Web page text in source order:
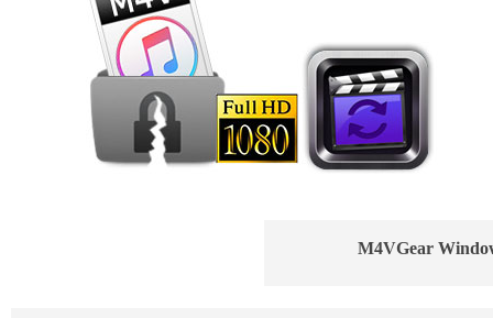
M4VGear